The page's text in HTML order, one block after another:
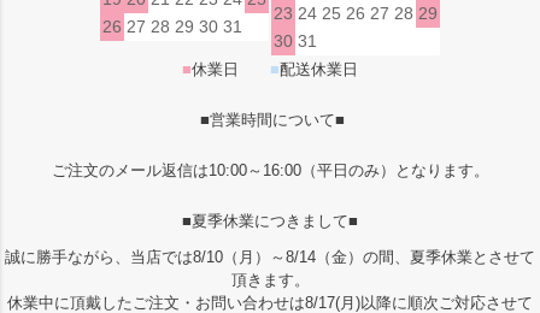
26 27 28 29 30 31
23 24 25 26 27 28 29
30 31
■休業日 ■配送休業日
■営業時間について■
ご注文のメール返信は10:00～16:00（平日のみ）となります。
■夏季休業につきまして■
誠に勝手ながら、当店では8/10（月）～8/14（金）の間、夏季休業とさせて
頂きます。
休業中に頂戴したご注文・お問い合わせは8/17(月)以降に順次ご対応させて